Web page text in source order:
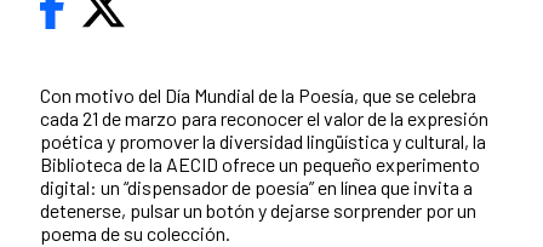
Con motivo del Día Mundial de la Poesía, que se celebra
cada 21 de marzo para reconocer el valor de la expresión
poética y promover la diversidad lingüística y cultural, la
Biblioteca de la AECID ofrece un pequeño experimento
digital: un “dispensador de poesía” en línea que invita a
detenerse, pulsar un botón y dejarse sorprender por un
poema de su colección.